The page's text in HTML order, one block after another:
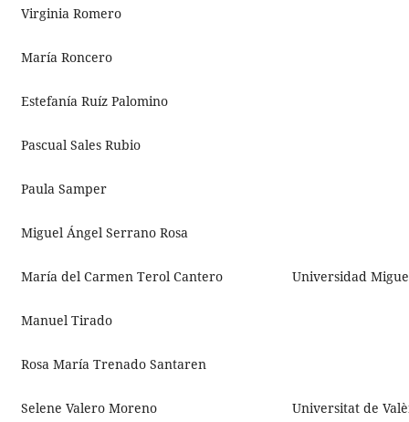
Virginia Romero
María Roncero
Estefanía Ruíz Palomino
Pascual Sales Rubio
Paula Samper
Miguel Ángel Serrano Rosa
María del Carmen Terol Cantero Universidad
Manuel Tirado
Rosa María Trenado Santaren
Selene Valero Moreno Universitat de